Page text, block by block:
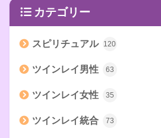
カテゴリー
スピリチュアル 120
ツインレイ男性 63
ツインレイ女性 35
ツインレイ統合 73